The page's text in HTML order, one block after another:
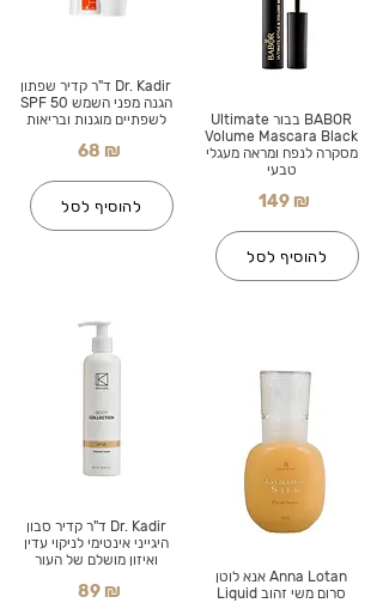
Dr. Kadir ד"ר קדיר שפתון
הגנה מפני השמש SPF 50
לשפתיים מוגנות ובריאות
68 ₪
להוסיף לסל
Dr. Kadir ד"ר קדיר סבון
היגייני אינטימי לניקוי עדין
ואיזון מושלם של העור
89 ₪
BABOR בבור Ultimate
Volume Mascara Black
מסקרה לנפח ומראה מעגלי
טבעי
149 ₪
להוסיף לסל
Anna Lotan אנא לוטן
סרום משי זהוב Liquid